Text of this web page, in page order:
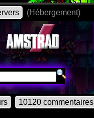
(Hébergement)
10120 commentaires